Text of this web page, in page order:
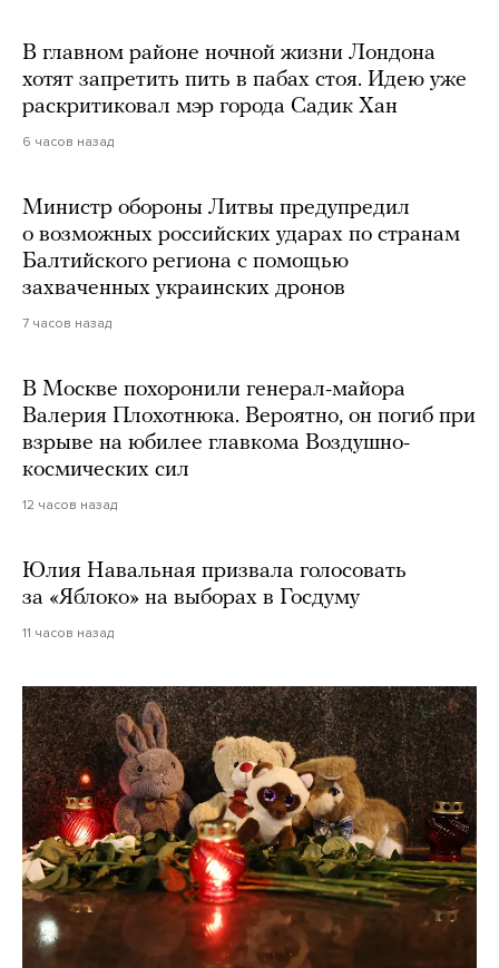
В главном районе ночной жизни Лондона
хотят запретить пить в пабах стоя. Идею уже
раскритиковал мэр города Садик Хан
6 часов назад
Министр обороны Литвы предупредил
о возможных российских ударах по странам
Балтийского региона с помощью
захваченных украинских дронов
7 часов назад
В Москве похоронили генерал-майора
Валерия Плохотнюка. Вероятно, он погиб при
взрыве на юбилее главкома Воздушно-
космических сил
12 часов назад
Юлия Навальная призвала голосовать
за «Яблоко» на выборах в Госдуму
11 часов назад